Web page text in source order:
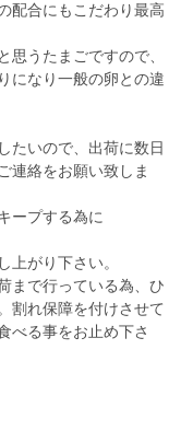
配合にもこだわり最高
うたまごですので、
になり一般の卵との違
たいので、出荷に数日
連絡をお願い致しま
ープする為に
上がり下さい。
まで行っている為、ひ
割れ保障を付けさせて
べる事をお止め下さ